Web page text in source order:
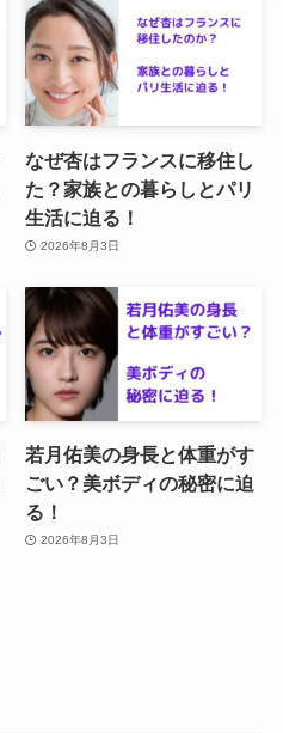
なぜ杏はフランスに移住し
た？家族との暮らしとパリ
生活に迫る！
2026年8月3日
若月佑美の身長と体重がす
ごい？美ボディの秘密に迫
る！
2026年8月3日